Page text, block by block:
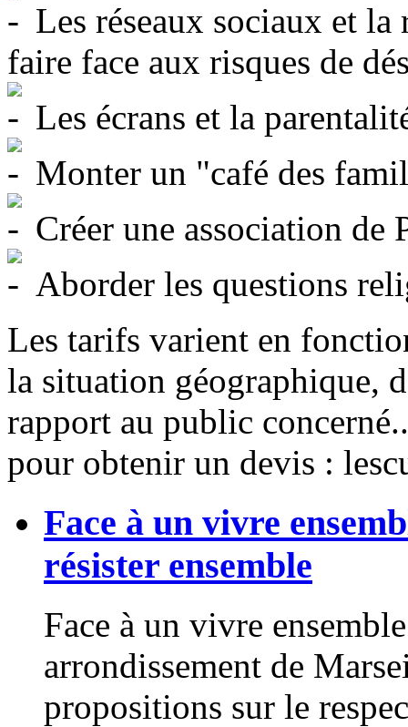
Les réseaux sociaux et
faire face aux risques de
Les écrans et la
Monter un "café des
Créer une association de
Aborder les questions
Les tarifs varient en
la situation géographique,
rapport au public
pour obtenir un devis :
Face à un vivre
résister ensemble
Face à un vivre
arrondissement de
propositions sur le